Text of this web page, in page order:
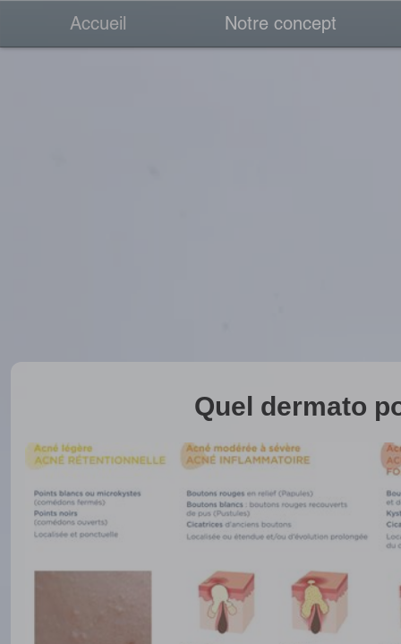
Accueil Notre concept
Quel dermato